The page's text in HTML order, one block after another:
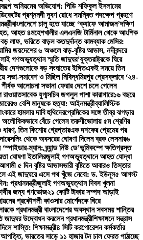
অনিয়মের অভিযোগ: পিডি শফিকুল ইসলামের
প্রশ্ননদী দূষণ রোধে সমন্বিত পদক্ষেপ গ্রহণে
বাংলাদেশে চালু হতে যাচ্ছে ‘ক্যাফে আমাজন’দক্ষিণ
আহত ৪মহেশখালীর এলএনজি টার্মিনাল থেকে আংশিক
বড় লাফ, ভরিতে বাড়ল কতদুর্দান্ত কামব্যাক মেসির:
জয়দেশের ৬ অঞ্চলে ঝড়-বৃষ্টির আভাস, নদীবন্দরে
গণঅভ্যুত্থান স্মৃতি জাদুঘর’যুক্তরাষ্ট্রকে ঘিরে
দেশগুলোকে বড় সংঘাতের ইঙ্গিতএকই সময়ে তিন
সভা-সমাবেশ ও মিছিল নিষিদ্ধমিরপুর প্রেসক্লাবে ‘২৪-
আলোচনা সভানা ফেরার দেশে চলে গেলেন
রাওয়াতসাবেক যুগ্মসচিব জগলুল পাশা কারাগারে১৬ বছরে
বেশি মানুষকে হত্যা: আইনমন্ত্রীব্যালিস্টিক
হামলার দাবি হুথিদেরপ্রেমিকের সঙ্গে তীব্র ঝগড়ার
বেঁচে গেলেন তরুণীভোলায় ৫ম শ্রেণির
ধারণ, তিন কিশোর গ্রেপ্তারএক দশকের প্রেমের পর
রেসলিং থেকে অবসরের ঘোষণা দিলেন ব্রক লেসনার৬
ম্যান: ব্র্যান্ড নিউ ডে’ভূমিকম্পে ক্ষতিগ্রস্ত
ঘোষণা ইতালিরজুলাই গণঅভ্যুত্থানে আহত যোদ্ধা
৫ দিন বৃষ্টির আভাসভারী বৃষ্টিতে আবারও তিস্তার
এই জাদুঘরে এসে পথ খুঁজে নেবো: ড. ইউনূস৫ আগস্ট
প্রধানমন্ত্রীজুলাই গণঅভ্যুত্থান দিবস খুলনা
জন্য গণভোজ২১ কোটি টাকার সম্পদ আড়াই
প্রকৌশলী কাওসার মোর্শেদকে ঘিরে
প্রধানমন্ত্রী বাংলাদেশের অবস্থান সবসময় শান্তির
উদ্বোধন করলেন প্রধানমন্ত্রীশিক্ষাঙ্গনে সন্ত্রাস
শাস্তি: শিক্ষামন্ত্রী৪ সিটি করপোরেশন কর্মকর্তার
আপত্তি, ভারতের সাড়ে ১১ হাজার টন চাল ফেরত পাঠাচ্ছে